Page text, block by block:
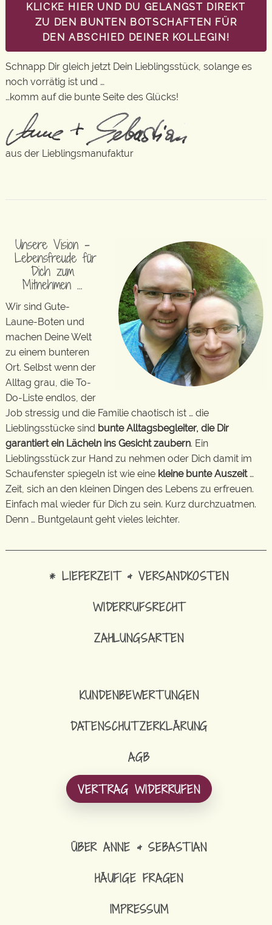
KLICKE HIER UND DU GELANGST DIREKT
ZU DEN BUNTEN BOTSCHAFTEN FÜR
DEN ABSCHIED DEINER KOLLEGIN!
Schnapp Dir gleich jetzt Dein Lieblingsstück, solange es
noch vorrätig ist und …
…komm auf die bunte Seite des Glücks!
aus der Lieblingsmanufaktur
Unsere Vision –
Lebensfreude für
Dich zum
Mitnehmen …
Wir sind Gute-
Laune-Boten und
machen Deine Welt
zu einem bunteren
Ort. Selbst wenn der
Alltag grau, die To-
Do-Liste endlos, der
Job stressig und die Familie chaotisch ist … die
Lieblingsstücke sind bunte Alltagsbegleiter, die Dir
garantiert ein Lächeln ins Gesicht zaubern. Ein
Lieblingsstück zur Hand zu nehmen oder Dich damit im
Schaufenster spiegeln ist wie eine kleine bunte Auszeit…
Zeit, sich an den kleinen Dingen des Lebens zu erfreuen.
Einfach mal wieder für Dich zu sein. Kurz durchzuatmen.
Denn … Buntgelaunt geht vieles leichter.
* LIEFERZEIT & VERSANDKOSTEN
WIDERRUFSRECHT
ZAHLUNGSARTEN
KUNDENBEWERTUNGEN
DATENSCHUTZERKLÄRUNG
AGB
VERTRAG WIDERRUFEN
ÜBER ANNE & SEBASTIAN
HÄUFIGE FRAGEN
IMPRESSUM